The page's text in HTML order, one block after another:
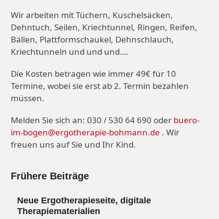
Wir arbeiten mit Tüchern, Kuschelsäcken,
Dehntuch, Seilen, Kriechtunnel, Ringen, Reifen,
Bällen, Plattformschaukel, Dehnschlauch,
Kriechtunneln und und und….
Die Kosten betragen wie immer 49€ für 10
Termine, wobei sie erst ab 2. Termin bezahlen
müssen.
Melden Sie sich an: 030 / 530 64 690 oder buero-
im-bogen@ergotherapie-bohmann.de . Wir
freuen uns auf Sie und Ihr Kind.
Frühere Beiträge
Neue Ergotherapieseite, digitale
Therapiematerialien